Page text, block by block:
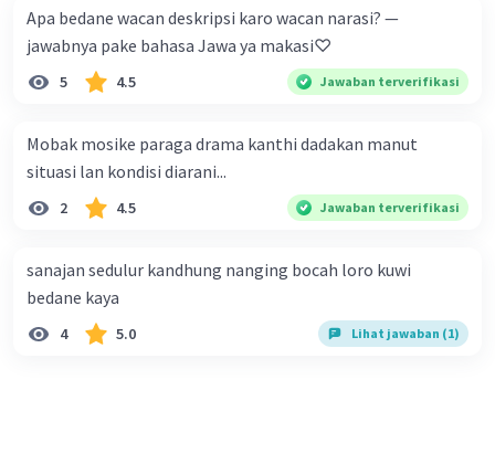
Apa bedane wacan deskripsi karo wacan narasi? —
jawabnya pake bahasa Jawa ya makasi♡
5 4.5 Jawaban terverifikasi
Mobak mosike paraga drama kanthi dadakan manut
situasi lan kondisi diarani...
2 4.5 Jawaban terverifikasi
sanajan sedulur kandhung nanging bocah loro kuwi
bedane kaya
4 5.0 Lihat jawaban (1)